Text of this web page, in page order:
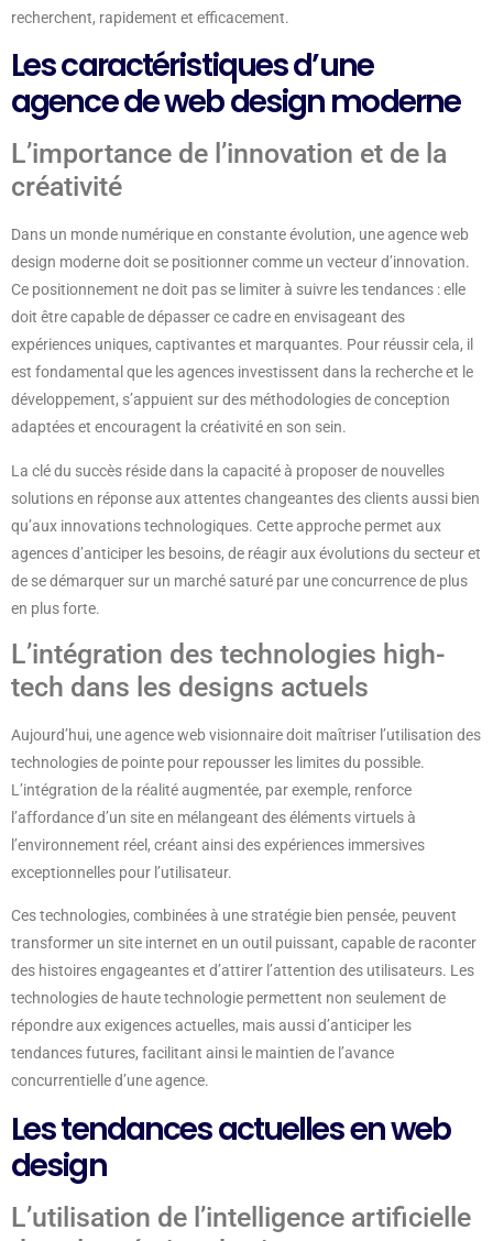
recherchent, rapidement et efficacement.
Les caractéristiques d’une
agence de web design moderne
L’importance de l’innovation et de la
créativité
Dans un monde numérique en constante évolution, une agence web
design moderne doit se positionner comme un vecteur d’innovation.
Ce positionnement ne doit pas se limiter à suivre les tendances : elle
doit être capable de dépasser ce cadre en envisageant des
expériences uniques, captivantes et marquantes. Pour réussir cela, il
est fondamental que les agences investissent dans la recherche et le
développement, s’appuient sur des méthodologies de conception
adaptées et encouragent la créativité en son sein.
La clé du succès réside dans la capacité à proposer de nouvelles
solutions en réponse aux attentes changeantes des clients aussi bien
qu’aux innovations technologiques. Cette approche permet aux
agences d’anticiper les besoins, de réagir aux évolutions du secteur et
de se démarquer sur un marché saturé par une concurrence de plus
en plus forte.
L’intégration des technologies high-
tech dans les designs actuels
Aujourd’hui, une agence web visionnaire doit maîtriser l’utilisation des
technologies de pointe pour repousser les limites du possible.
L’intégration de la réalité augmentée, par exemple, renforce
l’affordance d’un site en mélangeant des éléments virtuels à
l’environnement réel, créant ainsi des expériences immersives
exceptionnelles pour l’utilisateur.
Ces technologies, combinées à une stratégie bien pensée, peuvent
transformer un site internet en un outil puissant, capable de raconter
des histoires engageantes et d’attirer l’attention des utilisateurs. Les
technologies de haute technologie permettent non seulement de
répondre aux exigences actuelles, mais aussi d’anticiper les
tendances futures, facilitant ainsi le maintien de l’avance
concurrentielle d’une agence.
Les tendances actuelles en web
design
L’utilisation de l’intelligence artificielle